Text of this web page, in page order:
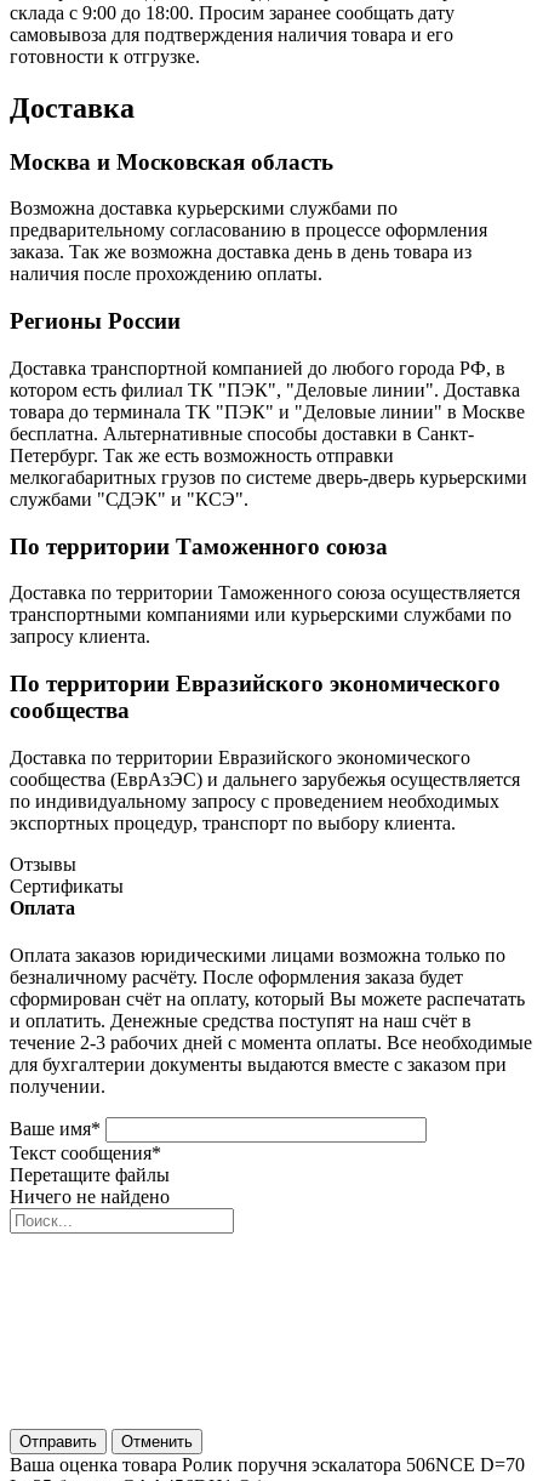
склада с 9:00 до 18:00. Просим заранее сообщать дату
самовывоза для подтверждения наличия товара и его
готовности к отгрузке.
Доставка
Москва и Московская область
Возможна доставка курьерскими службами по
предварительному согласованию в процессе оформления
заказа. Так же возможна доставка день в день товара из
наличия после прохождению оплаты.
Регионы России
Доставка транспортной компанией до любого города РФ, в
котором есть филиал ТК "ПЭК", "Деловые линии". Доставка
товара до терминала ТК "ПЭК" и "Деловые линии" в Москве
бесплатна. Альтернативные способы доставки в Санкт-
Петербург. Так же есть возможность отправки
мелкогабаритных грузов по системе дверь-дверь курьерскими
службами "СДЭК" и "КСЭ".
По территории Таможенного союза
Доставка по территории Таможенного союза осуществляется
транспортными компаниями или курьерскими службами по
запросу клиента.
По территории Евразийского экономического
сообщества
Доставка по территории Евразийского экономического
сообщества (ЕврАзЭС) и дальнего зарубежья осуществляется
по индивидуальному запросу с проведением необходимых
экспортных процедур, транспорт по выбору клиента.
Отзывы
Сертификаты
Оплата
Оплата заказов юридическими лицами возможна только по
безналичному расчёту. После оформления заказа будет
сформирован счёт на оплату, который Вы можете распечатать
и оплатить. Денежные средства поступят на наш счёт в
течение 2-3 рабочих дней с момента оплаты. Все необходимые
для бухгалтерии документы выдаются вместе с заказом при
получении.
Ваше имя*
Текст сообщения*
Перетащите файлы
Ничего не найдено
Отправить Отменить
Ваша оценка товара Ролик поручня эскалатора 506NCE D=70